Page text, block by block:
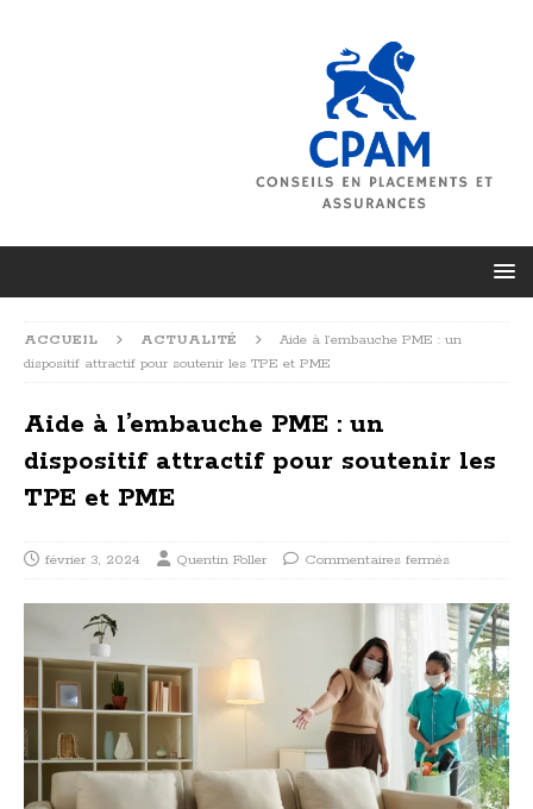
ACCUEIL ACTUALITÉ
Aide à l’embauche PME : un
dispositif attractif pour soutenir les TPE et PME
Aide à l’embauche PME : un
dispositif attractif pour soutenir les
TPE et PME
février 3, 2024 Quentin Foller Commentaires fermés